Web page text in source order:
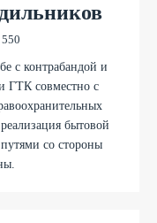
с контрабандой и
ГТК совместно с
бытовой
со стороны